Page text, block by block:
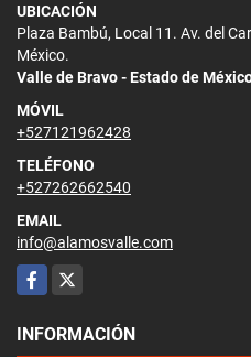
UBICACIÓN
Plaza Bambú, Local 11. Av. del
México.
Valle de Bravo - Estado de
MÓVIL
+527121962428
TELÉFONO
+527262662540
EMAIL
info@alamosvalle.com
Facebook
X
INFORMACIÓN